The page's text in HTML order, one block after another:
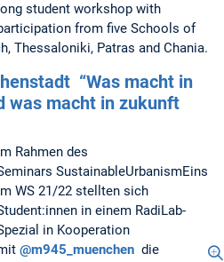
long student workshop with
from five Schools of
Thessaloniki, Patras and Chania.
“Was macht in
was macht in zukunft
Im Rahmen des
SustainableUrbanismEins
WS 21/22 stellten sich
in einem RadiLab-
in Kooperation
@m945_muenchen die